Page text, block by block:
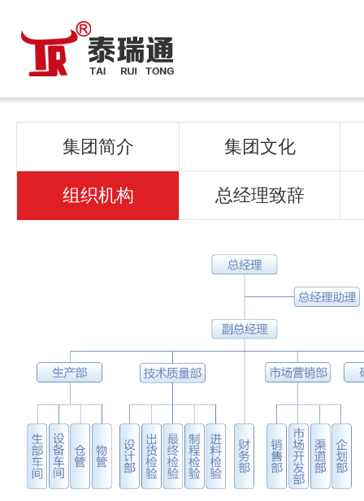
集团简介 集团文化
组织机构 总经理致辞